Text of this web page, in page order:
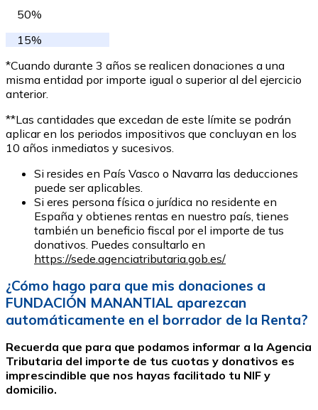
50%
15%
*Cuando durante 3 años se realicen donaciones a una
misma entidad por importe igual o superior al del ejercicio
anterior.
**Las cantidades que excedan de este límite se podrán
aplicar en los periodos impositivos que concluyan en los
10 años inmediatos y sucesivos.
Si resides en País Vasco o Navarra las deducciones
puede ser aplicables.
Si eres persona física o jurídica no residente en
España y obtienes rentas en nuestro país, tienes
también un beneficio fiscal por el importe de tus
donativos. Puedes consultarlo en
https://sede.agenciatributaria.gob.es/
¿Cómo hago para que mis donaciones a
FUNDACIÓN MANANTIAL aparezcan
automáticamente en el borrador de la Renta?
Recuerda que para que podamos informar a la Agencia
Tributaria del importe de tus cuotas y donativos es
imprescindible que nos hayas facilitado tu NIF y
domicilio.